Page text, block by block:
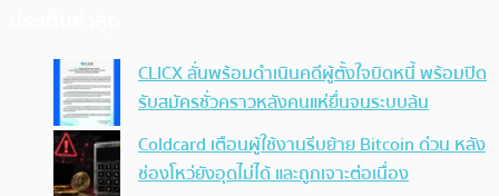
CLICX ลั่นพร้อมดำเนินคดีผู้ตั้งใจบิดหนี้ พร้อมปิด
รับสมัครชั่วคราวหลังคนแห่ยื่นจนระบบล้น
Coldcard เตือนผู้ใช้งานรีบย้าย Bitcoin ด่วน หลัง
ช่องโหว่ยังอุดไม่ได้ และถูกเจาะต่อเนื่อง